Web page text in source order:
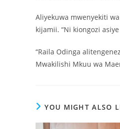
Aliyekuwa mwenyekiti
kijamii. “Ni kiongozi
“Raila Odinga
Mwakilishi Mkuu wa
YOU MIGHT ALSO